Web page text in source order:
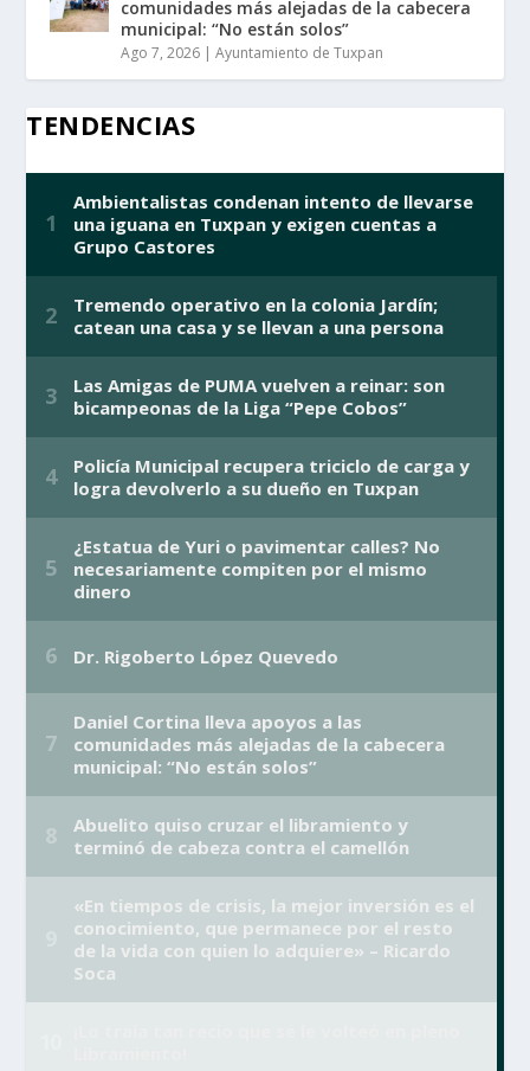
comunidades más alejadas de la cabecera
municipal: “No están solos”
Ago 7, 2026 |Ayuntamiento de Tuxpan
TENDENCIAS